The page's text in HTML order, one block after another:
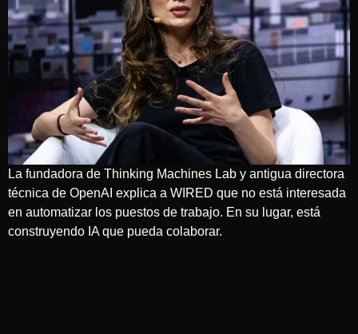
La fundadora de Thinking Machines Lab y antigua directora
técnica de OpenAI explica a WIRED que no está interesada
en automatizar los puestos de trabajo. En su lugar, está
construyendo IA que pueda colaborar.